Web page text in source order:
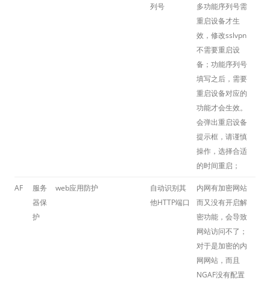
列号
多功能序列号需
重启设备才生
效，修改sslvpn
不需要重启设
备；功能序列号
填写之后，需要
重启设备对应的
功能才会生效。
会弹出重启设备
提示框，请谨慎
操作，选择合适
的时间重启；
AF
服务
器保
护
web应用防护
自动识别其
他HTTP端口
内网有加密网站
而又没有开启解
密功能，会导致
网站访问不了；
对于是加密的内
网网站，而且
NGAF没有配置